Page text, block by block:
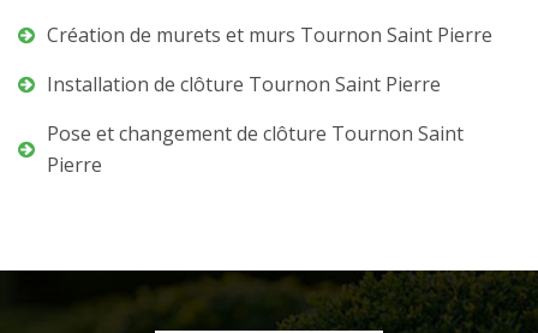
Création de murets et murs Tournon Saint Pierre
Installation de clôture Tournon Saint Pierre
Pose et changement de clôture Tournon Saint
Pierre